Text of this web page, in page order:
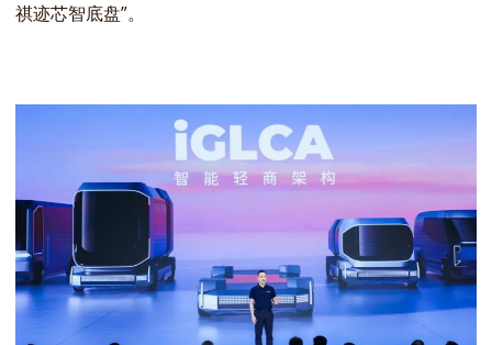
祺迹芯智底盘”。